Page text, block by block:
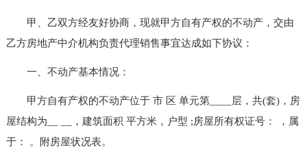
甲、乙双方经友好协商，现就甲方自有产权的不动产，交由
乙方房地产中介机构负责代理销售事宜达成如下协议：
一、不动产基本情况：
甲方自有产权的不动产位于 市 区 单元第____层，共(套)，房
屋结构为__ __，建筑面积 平方米，户型 ;房屋所有权证号： ，属
于： 。附房屋状况表。